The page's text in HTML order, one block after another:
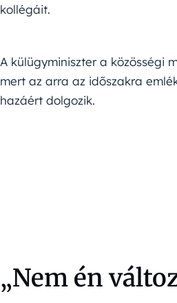
kollégáit.
A külügyminiszter a közösségi
mert az arra az időszakra
hazáért dolgozik.
„Nem én